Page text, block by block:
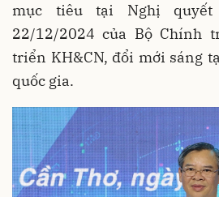
mục tiêu tại Nghị quyết
22/12/2024 của Bộ Chính
triển KH&CN, đổi mới sáng
quốc gia.